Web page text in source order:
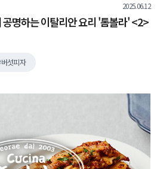
2025.06.12
명하는 이탈리안 요리 '톰볼라' <2>
버섯피자